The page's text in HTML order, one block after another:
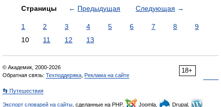
Страницы ← Предыдущая Следующая →
1 2 3 4 5 6 7 8
9
10
11 12 13
18+
© Академик, 2000-2026
Обратная связь: Техподдержка Реклама на сайте
👣 Путешествия
Экспорт словарей на сайты , сделанные на PHP, Joomla, Drupal,